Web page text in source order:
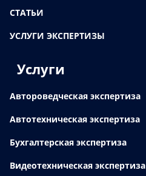
СТАТЬИ
УСЛУГИ ЭКСПЕРТИЗЫ
Услуги
Автороведческая экспертиза
Автотехническая экспертиза
Бухгалтерская экспертиза
Видеотехническая экспертиза